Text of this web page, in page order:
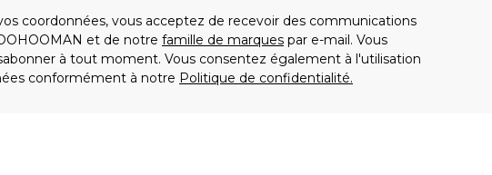
coordonnées, vous acceptez de recevoir des communications
et de notre famille de marques par e-mail. Vous
à tout moment. Vous consentez également à l'utilisation
conformément à notre Politique de confidentialité.